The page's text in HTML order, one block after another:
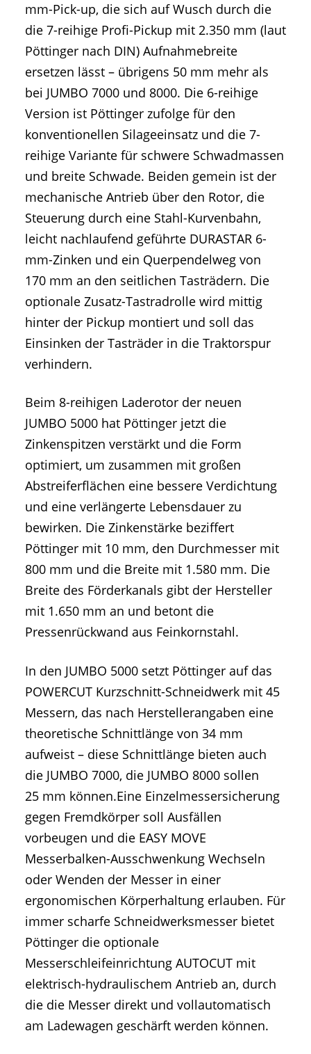
mm-Pick-up, die sich auf Wusch durch die
die 7-reihige Profi-Pickup mit 2.350 mm (laut
Pöttinger nach DIN) Aufnahmebreite
ersetzen lässt – übrigens 50 mm mehr als
bei JUMBO 7000 und 8000. Die 6-reihige
Version ist Pöttinger zufolge für den
konventionellen Silageeinsatz und die 7-
reihige Variante für schwere Schwadmassen
und breite Schwade. Beiden gemein ist der
mechanische Antrieb über den Rotor, die
Steuerung durch eine Stahl-Kurvenbahn,
leicht nachlaufend geführte DURASTAR 6-
mm-Zinken und ein Querpendelweg von
170 mm an den seitlichen Tasträdern. Die
optionale Zusatz-Tastradrolle wird mittig
hinter der Pickup montiert und soll das
Einsinken der Tasträder in die Traktorspur
verhindern.
Beim 8-reihigen Laderotor der neuen
JUMBO 5000 hat Pöttinger jetzt die
Zinkenspitzen verstärkt und die Form
optimiert, um zusammen mit großen
Abstreiferflächen eine bessere Verdichtung
und eine verlängerte Lebensdauer zu
bewirken. Die Zinkenstärke beziffert
Pöttinger mit 10 mm, den Durchmesser mit
800 mm und die Breite mit 1.580 mm. Die
Breite des Förderkanals gibt der Hersteller
mit 1.650 mm an und betont die
Pressenrückwand aus Feinkornstahl.
In den JUMBO 5000 setzt Pöttinger auf das
POWERCUT Kurzschnitt-Schneidwerk mit 45
Messern, das nach Herstellerangaben eine
theoretische Schnittlänge von 34 mm
aufweist – diese Schnittlänge bieten auch
die JUMBO 7000, die JUMBO 8000 sollen
25 mm können.Eine Einzelmessersicherung
gegen Fremdkörper soll Ausfällen
vorbeugen und die EASY MOVE
Messerbalken-Ausschwenkung Wechseln
oder Wenden der Messer in einer
ergonomischen Körperhaltung erlauben. Für
immer scharfe Schneidwerksmesser bietet
Pöttinger die optionale
Messerschleifeinrichtung AUTOCUT mit
elektrisch-hydraulischem Antrieb an, durch
die die Messer direkt und vollautomatisch
am Ladewagen geschärft werden können.